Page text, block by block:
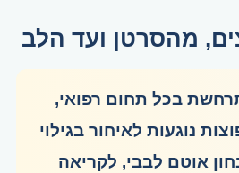
מהסרטן ועד הלב
בכל תחום רפואי,
נוגעות לאיחור בגילוי
אוטם לבבי, לקריאה